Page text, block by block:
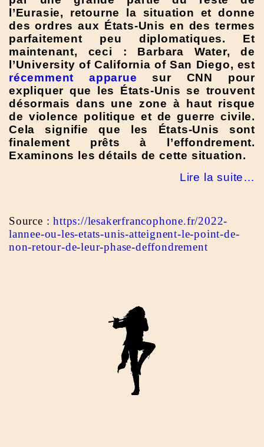
l’Eurasie, retourne la situation et donne
des ordres aux États-Unis en des termes
parfaitement peu diplomatiques. Et
maintenant, ceci : Barbara Water, de
l’University of California of San Diego, est
récemment apparue sur CNN pour
expliquer que les États-Unis se trouvent
désormais dans une zone à haut risque
de violence politique et de guerre civile.
Cela signifie que les États-Unis sont
finalement prêts à l’effondrement.
Examinons les détails de cette situation.
Lire la suite…
Source :https://lesakerfrancophone.fr/2022-
lannee-ou-les-etats-unis-atteignent-le-point-de-
non-retour-de-leur-phase-deffondrement